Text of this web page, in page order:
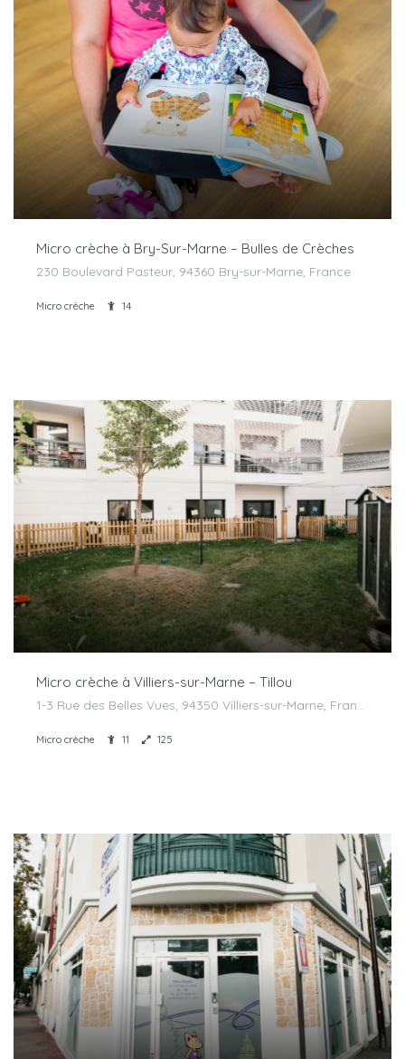
Micro crèche à Bry-Sur-Marne – Bulles de Crèches
230 Boulevard Pasteur, 94360 Bry-sur-Marne, France
Micro crèche 14
Micro crèche à Villiers-sur-Marne – Tillou
1-3 Rue des Belles Vues, 94350 Villiers-sur-Marne, France
Micro crèche 11 125